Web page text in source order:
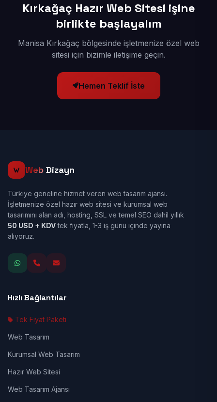
Kırkağaç Hazır Web Sitesi işine
birlikte başlayalım
Manisa Kırkağaç bölgesinde işletmenize özel web
sitesi için bizimle iletişime geçin.
Hemen Teklif İste
Web Dizayn
Türkiye geneline hizmet veren web tasarım ajansı.
İşletmenize özel hazır web sitesi ve kurumsal web
tasarımını alan adı, hosting, SSL ve temel SEO dahil yıllık
50 USD + KDVtek fiyatla, 1-3 iş günü içinde yayına
alıyoruz.
Hızlı Bağlantılar
Tek Fiyat Paketi
Web Tasarım
Kurumsal Web Tasarım
Hazır Web Sitesi
Web Tasarım Ajansı